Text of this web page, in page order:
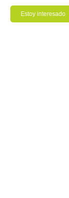
Estoy interesado